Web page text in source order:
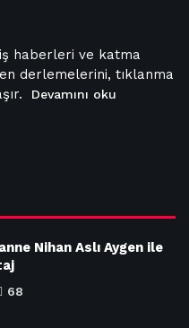
haberleri ve katma
derlemelerini, tıklanma
Devamını oku
Nihan Aslı Aygen ile
68